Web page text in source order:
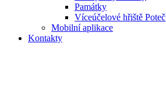
Památky
Víceúčelové hřiště Poteč
Mobilní aplikace
Kontakty